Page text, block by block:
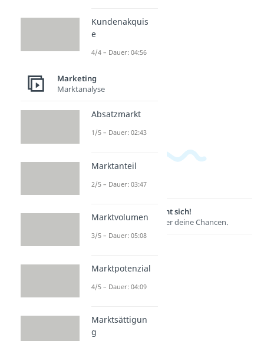
Lernen lohnt sich!
Entdecke hier deine Chancen.
Kundenakquis
e
4/4 – Dauer: 04:56
Marketing
Marktanalyse
Absatzmarkt
1/5 – Dauer: 02:43
Marktanteil
2/5 – Dauer: 03:47
Marktvolumen
3/5 – Dauer: 05:08
Marktpotenzial
4/5 – Dauer: 04:09
Marktsättigun
g